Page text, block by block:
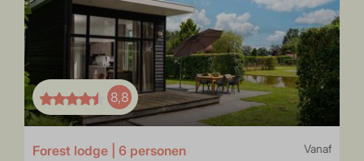
8,8
Vanaf
Forest lodge | 6 personen